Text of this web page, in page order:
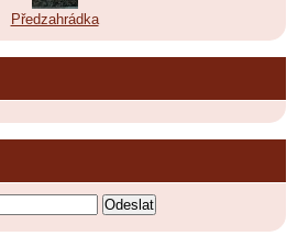
Předzahrádka